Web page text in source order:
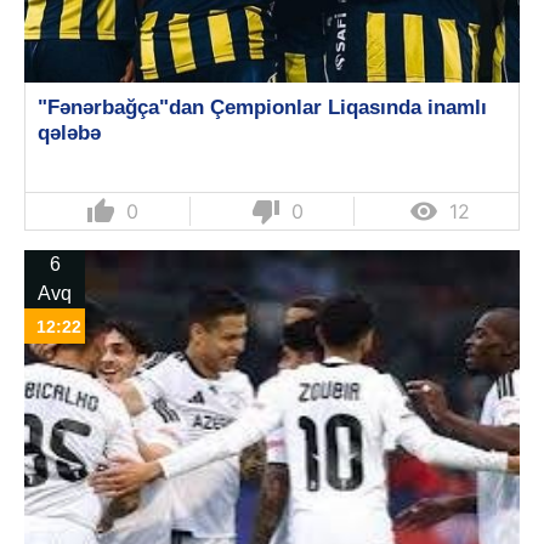
"Fənərbağça"dan Çempionlar Liqasında inamlı
qələbə
thumb_up 0 thumb_down 0  12
6
Avq
12:22